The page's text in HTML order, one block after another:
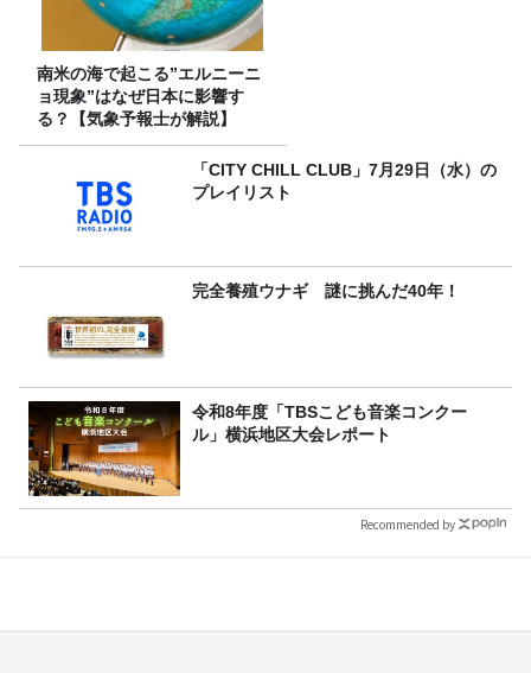
南米の海で起こる”エルニーニ
ョ現象”はなぜ日本に影響す
る？【気象予報士が解説】
「CITY CHILL CLUB」7月29日（水）の
プレイリスト
完全養殖ウナギ 謎に挑んだ40年！
令和8年度「TBSこども音楽コンクー
ル」横浜地区大会レポート
Recommended by